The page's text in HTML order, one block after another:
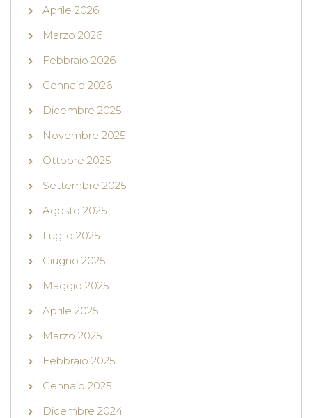
Aprile 2026
Marzo 2026
Febbraio 2026
Gennaio 2026
Dicembre 2025
Novembre 2025
Ottobre 2025
Settembre 2025
Agosto 2025
Luglio 2025
Giugno 2025
Maggio 2025
Aprile 2025
Marzo 2025
Febbraio 2025
Gennaio 2025
Dicembre 2024